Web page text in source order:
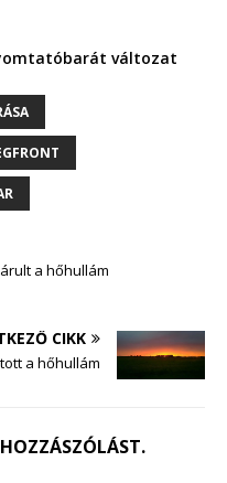
változat
a hőhullám
CIKK
a hőhullám